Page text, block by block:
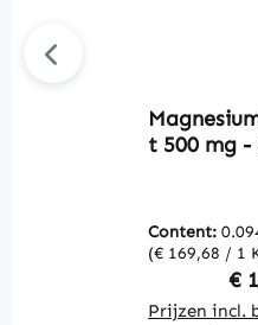
t 500 mg -
meer -
Vitalstoffe
Content:
(€ 169,68 / 1
€
Prijzen incl.